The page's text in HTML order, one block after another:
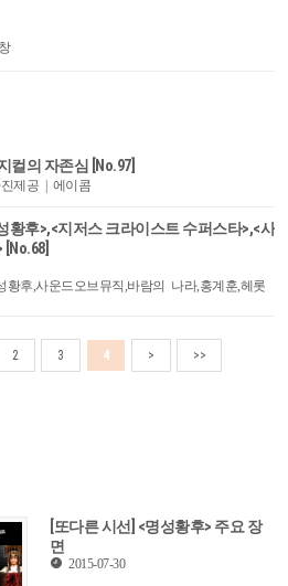
컬의 자존심 [No.97]
제공 | 에이콤
황후>,<지저스 크라이스트 수퍼스타>,<사
후,사운드오브뮤직,바람의 나라,홍계훈,헤롯
2 3 4 > >>
[또다른 시선] <명성황후> 주요 장
면
2015-07-30